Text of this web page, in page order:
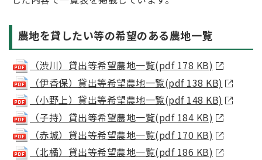
農地を貸したい等の希望のある農地一覧
（渋川）貸出等希望農地一覧(pdf 178 KB)
（伊香保）貸出等希望農地一覧(pdf 138 KB)
（小野上）貸出等希望農地一覧(pdf 148 KB)
（子持）貸出等希望農地一覧(pdf 184 KB)
（赤城）貸出等希望農地一覧(pdf 170 KB)
（北橘）貸出等希望農地一覧(pdf 186 KB)